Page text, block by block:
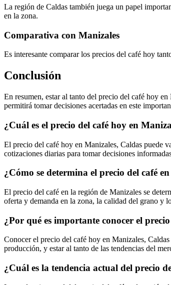
La región de Caldas también juega un papel
en la zona.
Comparativa con Manizales
Es interesante comparar los precios del café hoy
Conclusión
En resumen, estar al tanto del precio del café hoy
permitirá tomar decisiones acertadas en este
¿Cuál es el precio del café hoy en
El precio del café hoy en Manizales, Caldas puede
cotizaciones diarias para tomar decisiones
¿Cómo se determina el precio del café
El precio del café en la región de Manizales se
oferta y demanda en la zona, la calidad del grano y
¿Por qué es importante conocer el
Conocer el precio del café hoy en Manizales,
producción, y estar al tanto de las tendencias del
¿Cuál es la tendencia actual del precio